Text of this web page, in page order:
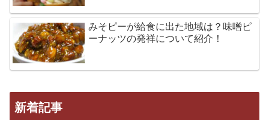
みそピーが給食に出た地域は？味噌ピ
ーナッツの発祥について紹介！
新着記事